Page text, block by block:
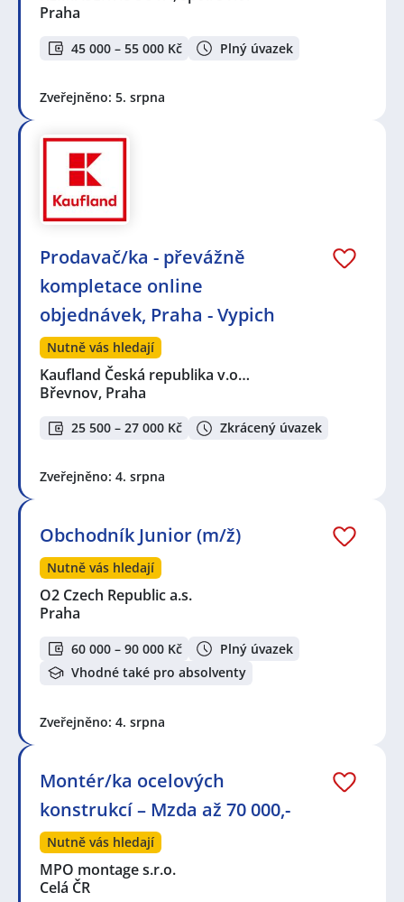
Praha
45 000 – 55 000 Kč Plný úvazek
Zveřejněno: 5. srpna
Prodavač/ka - převážně
kompletace online
objednávek, Praha - Vypich
Nutně vás hledají
Kaufland Česká republika v.o…
Břevnov, Praha
25 500 – 27 000 Kč Zkrácený úvazek
Zveřejněno: 4. srpna
Obchodník Junior (m/ž)
Nutně vás hledají
O2 Czech Republic a.s.
Praha
60 000 – 90 000 Kč
Plný úvazek
Vhodné také pro absolventy
Zveřejněno: 4. srpna
Montér/ka ocelových
konstrukcí – Mzda až 70 000,-
Nutně vás hledají
MPO montage s.r.o.
Celá ČR